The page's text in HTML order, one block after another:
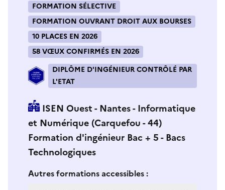
FORMATION SÉLECTIVE
FORMATION OUVRANT DROIT AUX BOURSES
10 PLACES EN 2026
58 VŒUX CONFIRMÉS EN 2026
DIPLÔME D'INGÉNIEUR CONTRÔLÉ PAR
L'ETAT
ISEN Ouest - Nantes - Informatique
et Numérique (Carquefou - 44)
Formation d'ingénieur Bac + 5 - Bacs
Technologiques
Si vous sélectionnez une formation dans la zone
Autres formations accessibles :S